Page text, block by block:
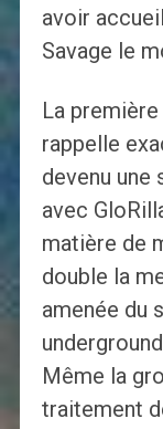
avoir
Savage le
La
rappelle
devenu une
avec
matière de
double la
amenée du
Même la
traitement